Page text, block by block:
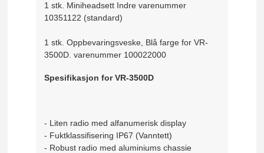
1 stk. Miniheadsett Indre varenummer
10351122 (standard)
1 stk. Oppbevaringsveske, Blå farge for VR-
3500D. varenummer 100022000
Spesifikasjon for VR-3500D
- Liten radio med alfanumerisk display
- Fuktklassifisering IP67 (Vanntett)
- Robust radio med aluminiums chassie